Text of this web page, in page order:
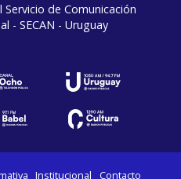
de Comunicación
- SECAN - Uruguay
Institucional Contacto